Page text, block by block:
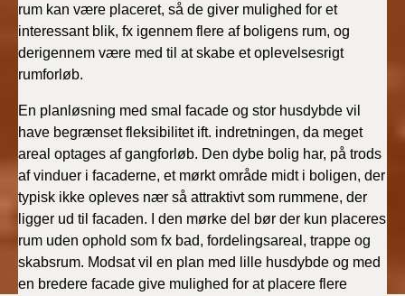
rum kan være placeret, så de giver mulighed for et
interessant blik, fx igennem flere af boligens rum, og
derigennem være med til at skabe et oplevelsesrigt
rumforløb.
En planløsning med smal facade og stor husdybde vil
have begrænset fleksibilitet ift. indretningen, da meget
areal optages af gangforløb. Den dybe bolig har, på trods
af vinduer i facaderne, et mørkt område midt i boligen, der
typisk ikke opleves nær så attraktivt som rummene, der
ligger ud til facaden. I den mørke del bør der kun placeres
rum uden ophold som fx bad, fordelingsareal, trappe og
skabsrum. Modsat vil en plan med lille husdybde og med
en bredere facade give mulighed for at placere flere